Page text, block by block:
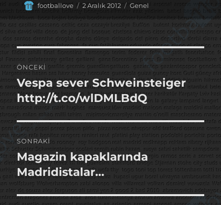
Yazar
footballove
Yayın
2 Aralık 2012 Kategoriler
Genel
Yazı
gezinmesi
ÖNCEKI
Önceki
yazı:
Vespa sever Schweinsteiger
http://t.co/wlDMLBdQ
SONRAKI
Sonraki
yazı:
Magazin kapaklarında
Madridistalar…